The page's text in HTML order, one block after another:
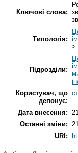
Ключові слова:
Типологія:
>
Підрозділи:
Користувач, що
депонує:
Дата внесення:
Останні зміни:
URI: